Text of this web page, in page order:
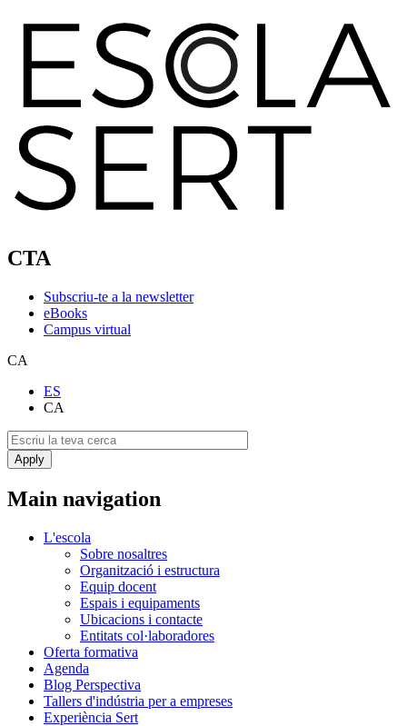
CTA
Subscriu-te a la newsletter
eBooks
Campus virtual
CA
ES
CA
Main navigation
L'escola
Sobre nosaltres
Organització i estructura
Equip docent
Espais i equipaments
Ubicacions i contacte
Entitats col·laboradores
Oferta formativa
Agenda
Blog Perspectiva
Tallers d'indústria per a empreses
Experiència Sert